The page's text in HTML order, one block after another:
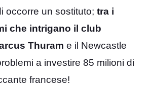
occorre un sostituto; tra i
che intrigano il club
Thuram e il Newcastle
a investire 85 milioni di
francese!